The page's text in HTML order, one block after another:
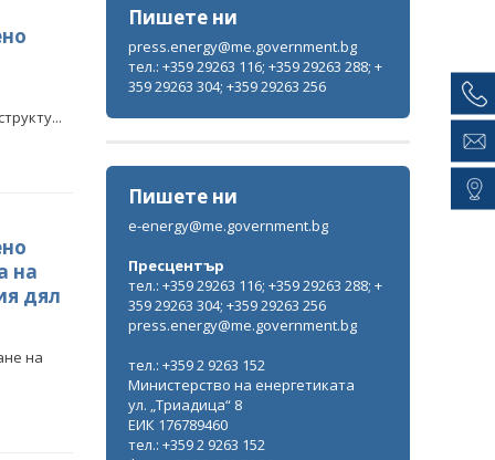
на
дял
на
Пишете ни
press.energy@me.government.bg
тел.: +359 29263 116; +359 29263 288; +
359 29263 304; +359 29263 256
Пишете ни
e-energy@me.government.bg
Пресцентър
тел.: +359 29263 116; +359 29263 288; +
359 29263 304; +359 29263 256
press.energy@me.government.bg
тел.: +359 2 9263 152
Министерство на енергетиката
ул. „Триадица“ 8
ЕИК 176789460
тел.: +359 2 9263 152